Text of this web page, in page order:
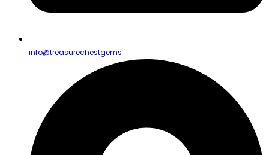
info@treasurechestgems